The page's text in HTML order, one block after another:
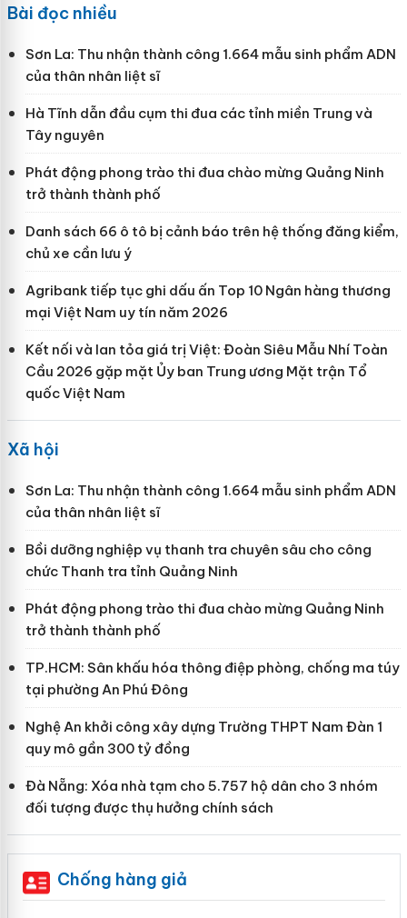
Bài đọc nhiều
Sơn La: Thu nhận thành công 1.664 mẫu sinh phẩm ADN
của thân nhân liệt sĩ
Hà Tĩnh dẫn đầu cụm thi đua các tỉnh miền Trung và
Tây nguyên
Phát động phong trào thi đua chào mừng Quảng Ninh
trở thành thành phố
Danh sách 66 ô tô bị cảnh báo trên hệ thống đăng kiểm,
chủ xe cần lưu ý
Agribank tiếp tục ghi dấu ấn Top 10 Ngân hàng thương
mại Việt Nam uy tín năm 2026
Kết nối và lan tỏa giá trị Việt: Đoàn Siêu Mẫu Nhí Toàn
Cầu 2026 gặp mặt Ủy ban Trung ương Mặt trận Tổ
quốc Việt Nam
Xã hội
Sơn La: Thu nhận thành công 1.664 mẫu sinh phẩm ADN
của thân nhân liệt sĩ
Bồi dưỡng nghiệp vụ thanh tra chuyên sâu cho công
chức Thanh tra tỉnh Quảng Ninh
Phát động phong trào thi đua chào mừng Quảng Ninh
trở thành thành phố
TP.HCM: Sân khấu hóa thông điệp phòng, chống ma túy
tại phường An Phú Đông
Nghệ An khởi công xây dựng Trường THPT Nam Đàn 1
quy mô gần 300 tỷ đồng
Đà Nẵng: Xóa nhà tạm cho 5.757 hộ dân cho 3 nhóm
đối tượng được thụ hưởng chính sách
Chống hàng giả